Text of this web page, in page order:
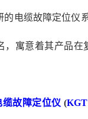
的电缆故障定位仪
，寓意着其产品
缆故障定位仪 (